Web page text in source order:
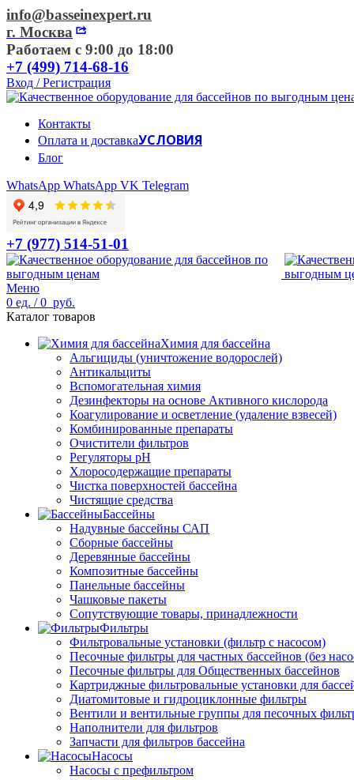
info@basseinexpert.ru
г. Москва
Работаем с 9:00 до 18:00
+7 (499) 714-68-16
Вход / Регистрация
Контакты
Оплата и доставкаУСЛОВИЯ
Блог
WhatsApp WhatsApp VK Telegram
+7 (977) 514-51-01
Меню
0 ед. / 0 руб.
Каталог товаров
Химия для бассейна
Альгициды (уничтожение водорослей)
Антикальциты
Вспомогательная химия
Дезинфекторы на основе Активного кислорода
Коагулирование и осветление (удаление взвесей)
Комбинированные препараты
Очистители фильтров
Регуляторы pH
Хлоросодержащие препараты
Чистка поверхностей бассейна
Чистящие средства
Бассейны
Надувные бассейны САП
Сборные бассейны
Деревянные бассейны
Композитные бассейны
Панельные бассейны
Чашковые пакеты
Сопутствующие товары, принадлежности
Фильтры
Фильтровальные установки (фильтр с насосом)
Песочные фильтры для частных бассейнов (без
Песочные фильтры для Общественных бассейнов
Картриджные фильтровальные установки для
Диатомитовые и гидроциклонные фильтры
Вентили и вентильные группы для песочных
Наполнители для фильтров
Запчасти для фильтров бассейна
Насосы
Насосы с префильтром